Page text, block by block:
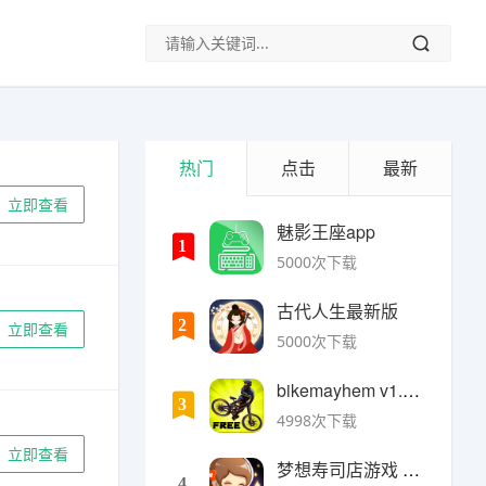
立即查看
立即查看
立即查看
热门 点击 最新
1
魅影王座app
5000次下载
2
古代人生最新版
5000次下载
3
bikemayhem v1.6.2安卓版
4998次下载
梦想寿司店游戏 v4.14.1安卓版